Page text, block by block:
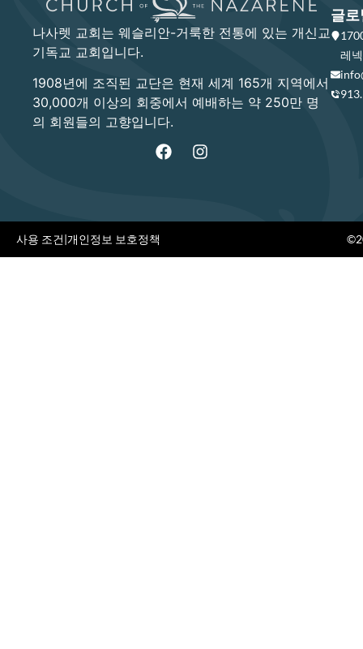
나사렛 교회는 웨슬리안-거룩한 전통에 있는 개신교
기독교 교회입니다.
1908년에 조직된 교단은 현재 세계 165개 지역에서
30,000개 이상의 회중에서 예배하는 약 250만 명
의 회원들의 고향입니다.
글로
레
사용 조건|개인정보 보호정책